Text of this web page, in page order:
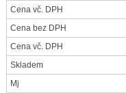
Cena vč. DPH
Cena bez DPH
Cena vč. DPH
Skladem
Mj